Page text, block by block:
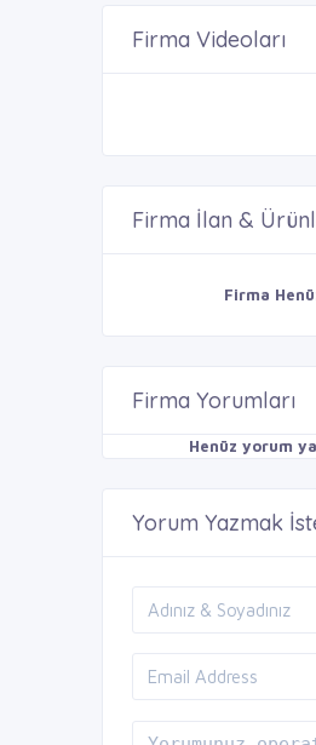
Firma Videoları
Firma İlan &
Firma
Firma Yorumları
Henüz yorum
Yorum Yazmak